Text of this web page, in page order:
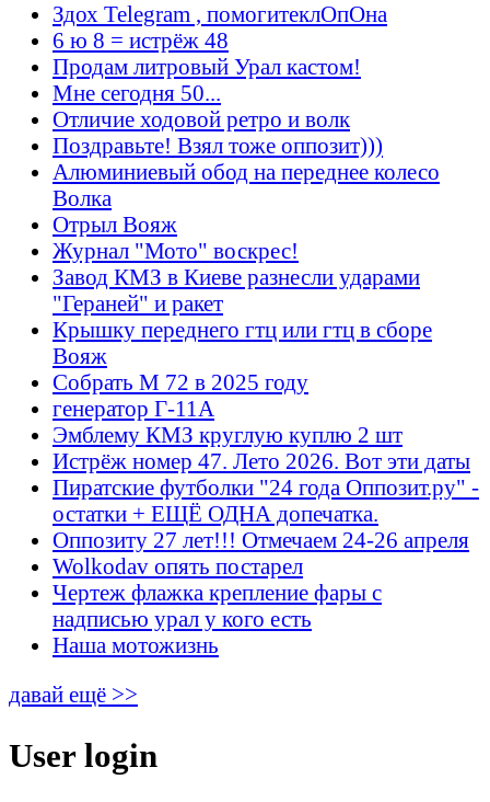
Здох Telegram , помогитеклОпОна
6 ю 8 = истрёж 48
Продам литровый Урал кастом!
Мне сегодня 50...
Отличие ходовой ретро и волк
Поздравьте! Взял тоже оппозит)))
Алюминиевый обод на переднее колесо
Волка
Отрыл Вояж
Журнал "Мото" воскрес!
Завод КМЗ в Киеве разнесли ударами
"Гераней" и ракет
Крышку переднего гтц или гтц в сборе
Вояж
Собрать М 72 в 2025 году
генератор Г-11А
Эмблему КМЗ круглую куплю 2 шт
Истрёж номер 47. Лето 2026. Вот эти даты
Пиратские футболки "24 года Оппозит.ру" -
остатки + ЕЩЁ ОДНА допечатка.
Оппозиту 27 лет!!! Отмечаем 24-26 апреля
Wolkodav опять постарел
Чертеж флажка крепление фары с
надписью урал у кого есть
Наша мотожизнь
давай ещё >>
User login